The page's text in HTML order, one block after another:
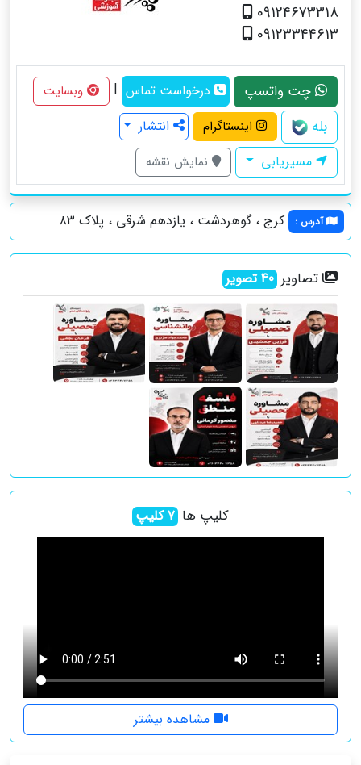
09124673318
09123344613
چت واتسپ درخواست تماس | وبسایت
بله اینستاگرام
انتشار
مسیریابی
نمایش نقشه
آدرس : کرج ، گوهردشت ، یازدهم شرقی ، پلاک ۸۳
تصاویر 40تصویر
کلیپ ها 7کلیپ
مشاهده بیشتر